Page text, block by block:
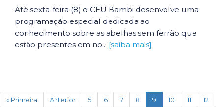
Até sexta-feira (8) o CEU Bambi desenvolve uma
programação especial dedicada ao
conhecimento sobre as abelhas sem ferrão que
estão presentes em no... [saiba mais]
« Primeira Anterior 5 6 7 8 9 (current)
10 11
12